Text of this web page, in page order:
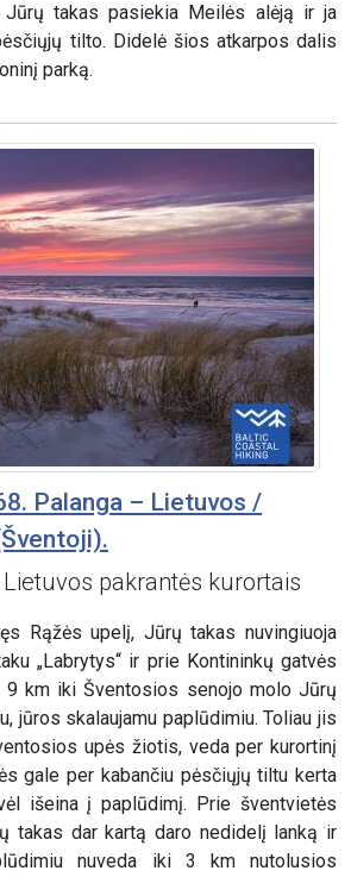
Jūrų takas pasiekia Meilės alėją ir ja
tilto. Didelė šios atkarpos dalis
parką.
Palanga – Lietuvos /
pakrantės kurortais
Rąžės upelį, Jūrų takas nuvingiuoja
„Labrytys“ ir prie Kontininkų gatvės
9 km iki Šventosios senojo molo Jūrų
jūros skalaujamu paplūdimiu. Toliau jis
upės žiotis, veda per kurortinį
gale per kabančiu pėsčiųjų tiltu kerta
išeina į paplūdimį. Prie šventvietės
takas dar kartą daro nedidelį lanką ir
nuveda iki 3 km nutolusios